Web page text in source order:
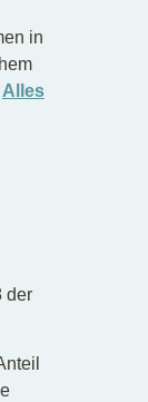
in
Alles
der